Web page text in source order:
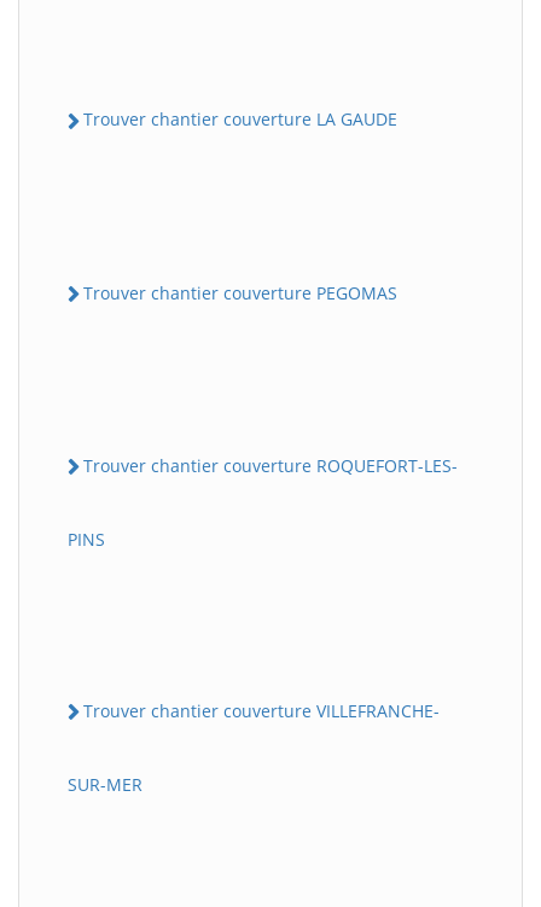
Trouver chantier couverture LA GAUDE
Trouver chantier couverture PEGOMAS
Trouver chantier couverture ROQUEFORT-LES-
PINS
Trouver chantier couverture VILLEFRANCHE-
SUR-MER